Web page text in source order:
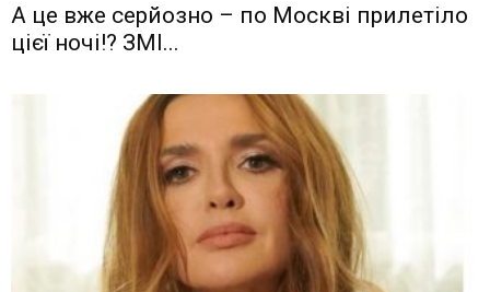
А це вже серйозно – по Москві прилетіло
цієї ночі!? ЗМІ...